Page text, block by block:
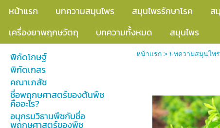
หน้าแรก บทความสมุนไพร สมุนไพรรักษาโรค ส
เครื่องยาพฤกษวัตถุ
บทความทั้งหมด
สมุนไพร
พิกัดโกษฐ์
พิกัดเกสร
คณาเภสัช
ชื่อพฤกษศาสตร์ของต้นพืช
คืออะไร?
อนุกรมวิธานพืชกับชื่อ
พฤกษศาสตร์ของพืช
หน้าแรก> บทความสมุนไพร